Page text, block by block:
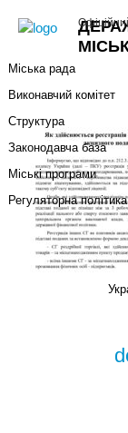
Міський голова
Міська рада
Виконавчий комітет
Структура
Законодавча база
Міські програми
Регуляторна політика